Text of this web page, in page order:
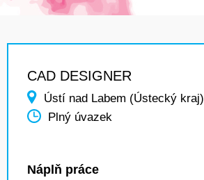
CAD DESIGNER
Ústí nad Labem (Ústecký kraj)
Plný úvazek
Náplň práce